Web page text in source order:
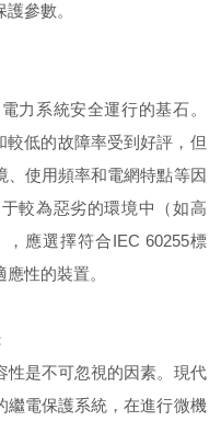
參數。
系統安全運行的基石。
低的故障率受到好評，但
、使用頻率和電網特點等因
較為惡劣的環境中（如高
應選擇符合IEC 60255標
性的裝置。
是不可忽視的因素。現代
繼電保護系統，在進行微機